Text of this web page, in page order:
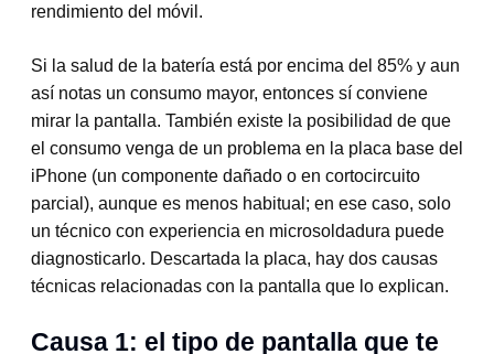
rendimiento del móvil.
Si la salud de la batería está por encima del 85% y aun
así notas un consumo mayor, entonces sí conviene
mirar la pantalla. También existe la posibilidad de que
el consumo venga de un problema en la placa base del
iPhone (un componente dañado o en cortocircuito
parcial), aunque es menos habitual; en ese caso, solo
un técnico con experiencia en microsoldadura puede
diagnosticarlo. Descartada la placa, hay dos causas
técnicas relacionadas con la pantalla que lo explican.
Causa 1: el tipo de pantalla que te